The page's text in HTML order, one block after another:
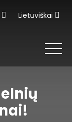
Lietuviškai